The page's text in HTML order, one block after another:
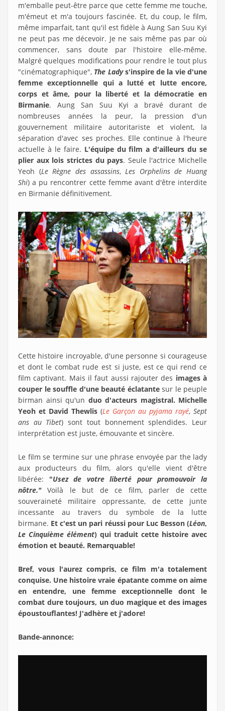
m'emballe peut-être parce que cette femme me touche,
m'émeut et m'a toujours fascinée. Et, du coup, le film,
même imparfait, tant qu'il est fidèle à Aung San Suu Kyi
ne peut pas me décevoir. Je ne sais même pas par où
commencer, sans doute par l'histoire elle-même.
Malgré quelques modifications pour rendre le tout plus
"cinématographique", The Ladys'inspire de la vie d'une
femme exceptionnelle qui a lutté et lutte encore,
corps et âme, pour la liberté et la démocratie en
Birmanie. Aung San Suu Kyi a bravé durant de
nombreuses années la peur, la pression d'un
gouvernement militaire autoritariste et violent, la
séparation d'avec ses proches. Elle continue à l'heure
actuelle à le faire. L'équipe du film a d'ailleurs du se
plier aux lois strictes du pays. Seule l'actrice Michelle
Yeoh (Le Règne des assassins,Les Orphelins de Huang
Shi) a pu rencontrer cette femme avant d'être interdite
en Birmanie définitivement.
Cette histoire incroyable, d'une personne si courageuse
et dont le combat rude est si juste, est ce qui rend ce
film captivant. Mais il faut aussi rajouter des images à
couper le souffle d'une beauté éclatantesur le peuple
birman ainsi qu'un duo d'acteurs magistral. Michelle
Yeoh et David Thewlis (Le Garçon au pyjama rayé, Sept
ans au Tibet) sont tout bonnement splendides. Leur
interprétation est juste, émouvante et sincère.
Le film se termine sur une phrase envoyée par the lady
aux producteurs du film, alors qu'elle vient d'être
libérée: "Usez de votre liberté pour promouvoir la
nôtre."Voilà le but de ce film, parler de cette
souveraineté militaire oppressante, de cette junte
incessante au travers du symbole de la lutte
birmane. Et c'est un pari réussi pour Luc Besson (Léon,
Le Cinquième élément) qui traduit cette histoire avec
émotion et beauté. Remarquable!
Bref, vous l'aurez compris, ce film m'a totalement
conquise. Une histoire vraie épatante comme on aime
en entendre, une femme exceptionnelle dont le
combat dure toujours, un duo magique et des images
époustouflantes! J'adhère et j'adore!
Bande-annonce: